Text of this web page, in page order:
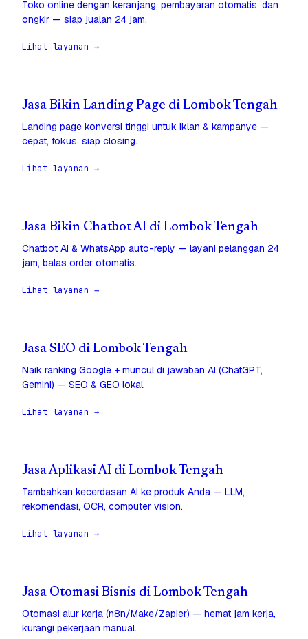
Toko online dengan keranjang, pembayaran otomatis, dan
ongkir — siap jualan 24 jam.
Lihat layanan →
Jasa Bikin Landing Page di Lombok Tengah
Landing page konversi tinggi untuk iklan & kampanye —
cepat, fokus, siap closing.
Lihat layanan →
Jasa Bikin Chatbot AI di Lombok Tengah
Chatbot AI & WhatsApp auto-reply — layani pelanggan 24
jam, balas order otomatis.
Lihat layanan →
Jasa SEO di Lombok Tengah
Naik ranking Google + muncul di jawaban AI (ChatGPT,
Gemini) — SEO & GEO lokal.
Lihat layanan →
Jasa Aplikasi AI di Lombok Tengah
Tambahkan kecerdasan AI ke produk Anda — LLM,
rekomendasi, OCR, computer vision.
Lihat layanan →
Jasa Otomasi Bisnis di Lombok Tengah
Otomasi alur kerja (n8n/Make/Zapier) — hemat jam kerja,
kurangi pekerjaan manual.